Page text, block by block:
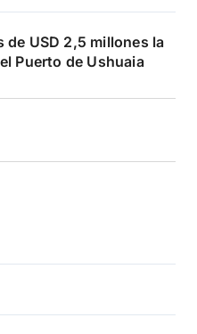
USD 2,5 millones la
Puerto de Ushuaia